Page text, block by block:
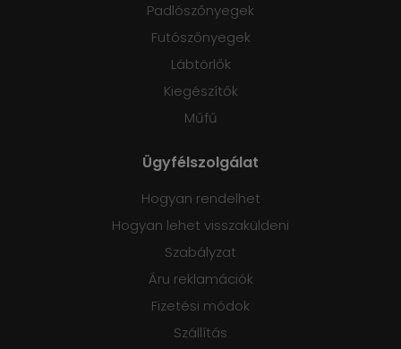
Padlószőnyegek
Futószőnyegek
Lábtörlők
Kiegészítők
Műfű
Ügyfélszolgálat
Hogyan rendelhet
Hogyan lehet visszaküldeni
Szabályzat
Áru reklamációk
Fizetési módok
Szállítás